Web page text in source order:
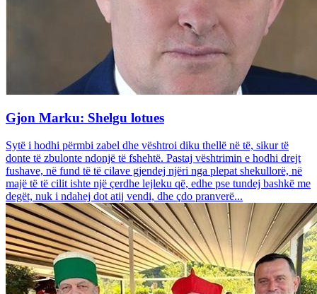
Gjon Marku: Shelgu lotues
Sytë i hodhi përmbi zabel dhe vështroi diku thellë në të, sikur të
donte të zbulonte ndonjë të fshehtë. Pastaj vështrimin e hodhi drejt
fushave, në fund të të cilave gjendej njëri nga plepat shekullorë, në
majë të të cilit ishte një çerdhe lejleku që, edhe pse tundej bashkë me
degët, nuk i ndahej dot atij vendi, dhe çdo pranverë...